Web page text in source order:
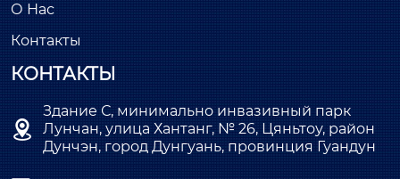
О Нас
Контакты
КОНТАКТЫ

Здание С, минимально инвазивный парк
Лунчан, улица Хантанг, № 26, Цяньтоу, район
Дунчэн, город Дунгуань, провинция Гуандун